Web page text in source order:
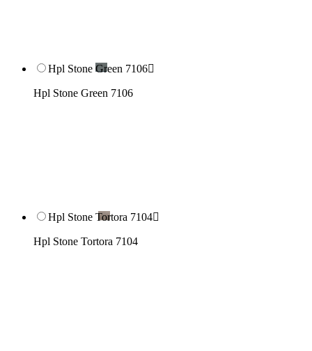
Hpl Stone Green 7106
Hpl Stone Green 7106
Hpl Stone Tortora 7104
Hpl Stone Tortora 7104